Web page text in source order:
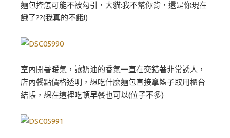
麵包控怎可能不被勾引，大貓:我不幫你背，還是你現在
餓了??(我真的不餓!)
室內開著暖氣，讓奶油的香氣一直在交錯著非常誘人，
店內餐點價格透明，想吃什麼麵包直接拿籃子取用櫃台
結帳，想在這裡吃頓早餐也可以(位子不多)